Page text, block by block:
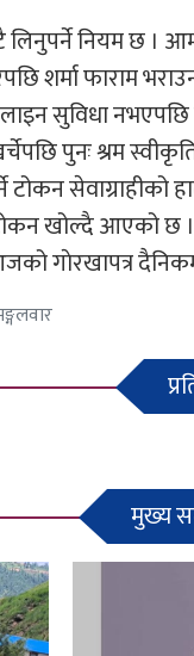
लिनुपर्ने नियम छ ।
शर्मा फाराम
सुविधा नभएपछि
पुनः श्रम
टोकन
खोल्दै आएको
गाेरखापत्र
मुख्य